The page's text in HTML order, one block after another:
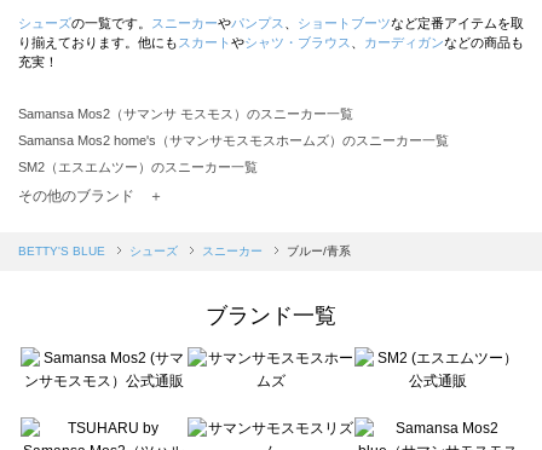
シューズの一覧です。 スニーカーやパンプス ショートブーツなど定番アイテムを取
り揃えております。他にも スカート やシャツ・ブラウス カーディガンなどの商品も
充実！
Samansa Mos2（サマンサ モスモス）のスニーカー一覧
Samansa Mos2 home's（サマンサモスモスホームズ）のスニーカー一覧
SM2（エスエムツー）のスニーカー一覧
TSUHARU by Samansa Mos2（ツハルバイサマンサモスモス）のスニーカー一覧
Samansa Mos2 blue（サマンサモスモス ブルー）のスニーカー一覧
sō4ū（ソウフォーユー）のスニーカー一覧
Te chichi（テチチ）のスニーカー一覧
Te chichi CLASSIC（テチチ クラシック）のスニーカー一覧
Lugnoncure（ルノンキュール）のスニーカー一覧
その他のブランド ＋
BETTY'S BLUE シューズ スニーカー ブルー/青系
ブランド一覧